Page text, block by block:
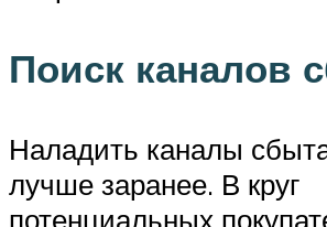
Поиск каналов
Наладить каналы
лучше заранее. В круг
потенциальных